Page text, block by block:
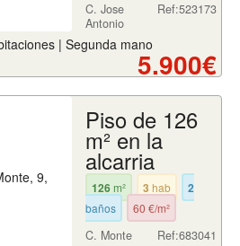
Ref:523173
C. Jose
Antonio
| Segunda mano
5.900€
Piso de 126
m² en la
alcarria
126m² 3 hab 2
baños 60 €/m²
Ref:683041
C. Monte